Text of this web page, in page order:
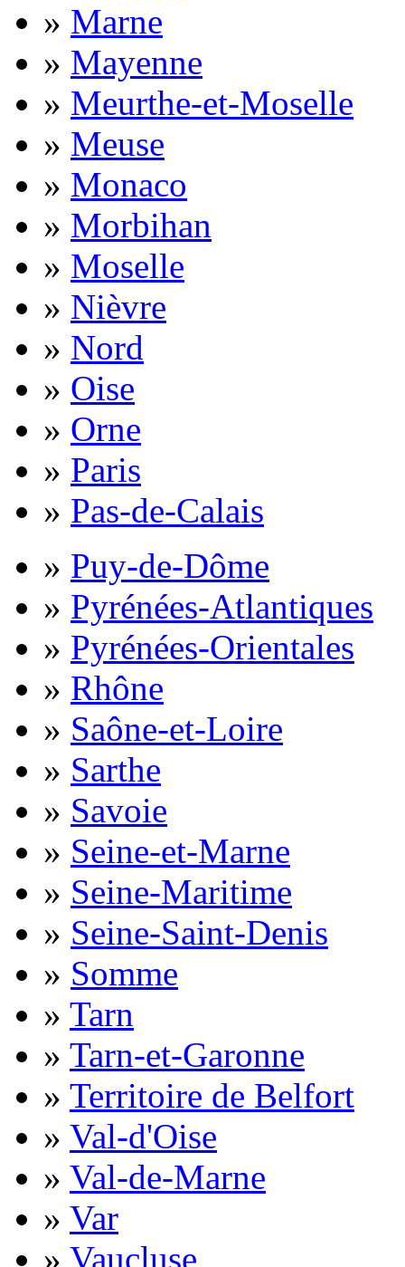
» Marne
» Mayenne
» Meurthe-et-Moselle
» Meuse
» Monaco
» Morbihan
» Moselle
» Nièvre
» Nord
» Oise
» Orne
» Paris
» Pas-de-Calais
» Puy-de-Dôme
» Pyrénées-Atlantiques
» Pyrénées-Orientales
» Rhône
» Saône-et-Loire
» Sarthe
» Savoie
» Seine-et-Marne
» Seine-Maritime
» Seine-Saint-Denis
» Somme
» Tarn
» Tarn-et-Garonne
» Territoire de Belfort
» Val-d'Oise
» Val-de-Marne
» Var
» Vaucluse